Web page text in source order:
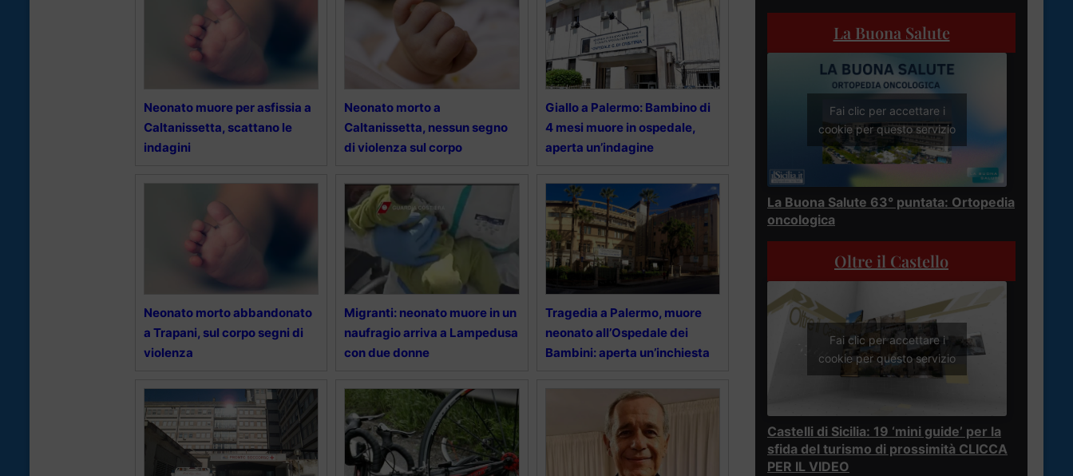
Neonato muore per asfissia a
Caltanissetta, scattano le
indagini
Neonato morto a
Caltanissetta, nessun segno
di violenza sul corpo
Giallo a Palermo: Bambino di
4 mesi muore in ospedale,
aperta un’indagine
Neonato morto abbandonato
a Trapani, sul corpo segni di
violenza
Migranti: neonato muore in un
naufragio arriva a Lampedusa
con due donne
Tragedia a Palermo, muore
neonato all’Ospedale dei
Bambini: aperta un’inchiesta
La Buona Salute
Fai clic per accettare i
cookie per questo servizio
La Buona Salute 63° puntata: Ortopedia
oncologica
Oltre il Castello
Fai clic per accettare i
cookie per questo servizio
Castelli di Sicilia: 19 ‘mini guide’ per la
sfida del turismo di prossimità CLICCA
PER IL VIDEO